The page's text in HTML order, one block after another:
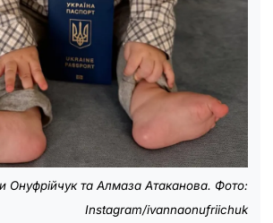
Онуфрійчук та Алмаза Атаканова. Фото:
Instagram/ivannaonufriichuk